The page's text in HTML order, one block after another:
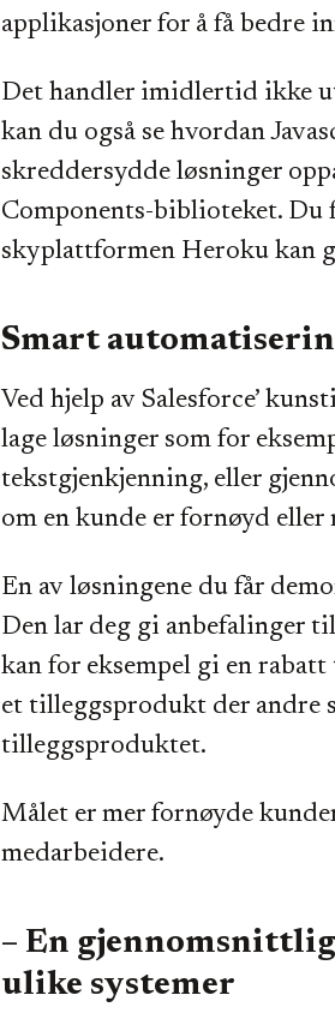
applikasjoner for å få bedre
Det handler imidlertid ikke
kan du også se hvordan
skreddersydde løsninger
Components-biblioteket. Du
skyplattformen Heroku kan
Smart
Ved hjelp av Salesforce’
lage løsninger som for
tekstgjenkjenning, eller
om en kunde er fornøyd
En av løsningene du får
Den lar deg gi anbefalinger
kan for eksempel gi en
et tilleggsprodukt der andre
tilleggsproduktet.
Målet er mer fornøyde
medarbeidere.
– En
ulike systemer